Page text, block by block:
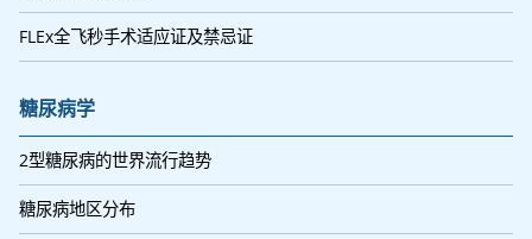
FLEx全飞秒手术适应证及禁忌证
糖尿病学
2型糖尿病的世界流行趋势
糖尿病地区分布